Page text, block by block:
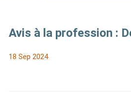
Avis à la profession :
18 Sep 2024